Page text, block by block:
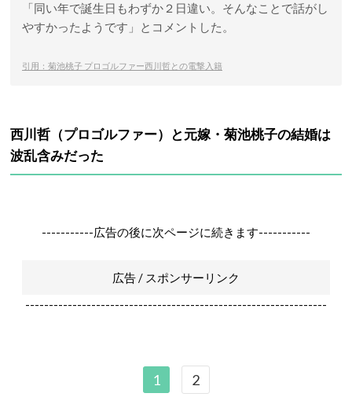
「同い年で誕生日もわずか２日違い。そんなことで話がし
やすかったようです」とコメントした。
引用：菊池桃子 プロゴルファー西川哲との電撃入籍
西川哲（プロゴルファー）と元嫁・菊池桃子の結婚は
波乱含みだった
-----------広告の後に次ページに続きます-----------
広告 / スポンサーリンク
----------------------------------------------------------------
1 2